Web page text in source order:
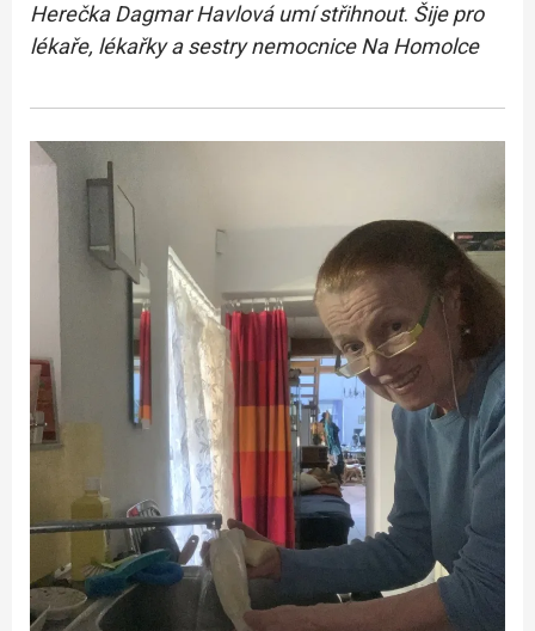
Herečka Dagmar Havlová umí střihnout. Šije pro
lékaře, lékařky a sestry nemocnice Na Homolce